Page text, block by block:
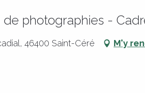
de photographies -
46400 Saint-Céré M'y